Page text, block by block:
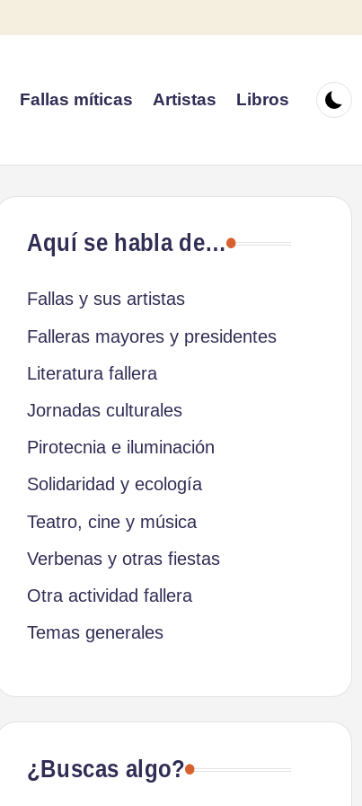
Fallas míticas Artistas Libros
Aquí se habla de…
Fallas y sus artistas
Falleras mayores y presidentes
Literatura fallera
Jornadas culturales
Pirotecnia e iluminación
Solidaridad y ecología
Teatro, cine y música
Verbenas y otras fiestas
Otra actividad fallera
Temas generales
¿Buscas algo?